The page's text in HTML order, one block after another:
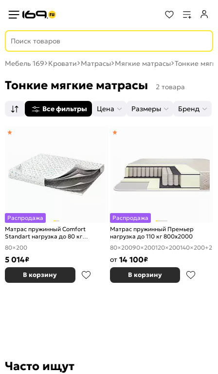
Мебель 169 Кровати Матрасы Мягкие матрасы Тонкие
Тонкие мягкие матрасы 2 товара
Все фильтры Цена Размеры Бренд
Распродажа
Матрас пружинный Comfort
Standart нагрузка до 80 кг
800x2000
80×200
5 014₽
В корзину
Распродажа
Матрас пружинный Премьер
нагрузка до 110 кг 800x2000
80×20090×200120×200140×200+2
от 14 100₽
В корзину
Часто ищут